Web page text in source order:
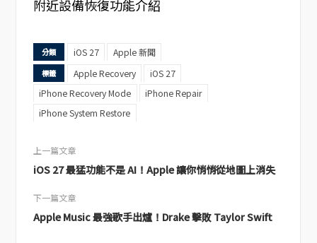
附近設備恢復功能介紹
分類 iOS 27 Apple 新聞
標籤 Apple Recovery
iOS 27
iPhone Recovery Mode
iPhone Repair
iPhone System Restore
上一篇文章
iOS 27 最猛功能不是 AI！Apple 讓你悄悄從地圖上消失
下一篇文章
Apple Music 最強歌手出爐！Drake 擊敗 Taylor Swift